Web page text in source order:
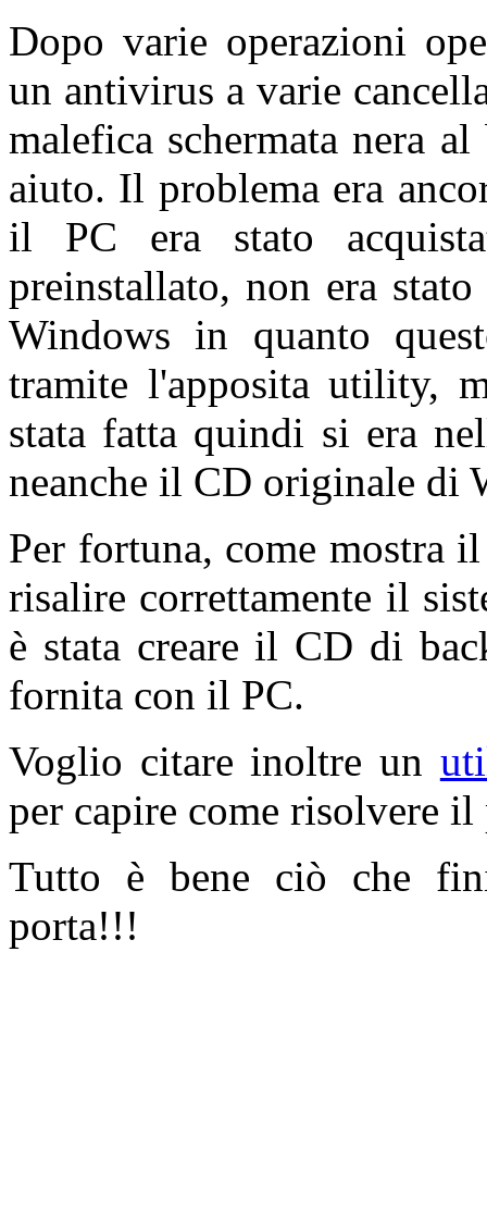
Dopo varie operazioni
un antivirus a varie
malefica schermata nera
aiuto. Il problema era
il PC era stato
preinstallato, non era
Windows in quanto
tramite l'apposita utility,
stata fatta quindi si era
neanche il CD originale di
Per fortuna, come mostra
risalire correttamente il
è stata creare il CD di
fornita con il PC.
Voglio citare inoltre un
per capire come risolvere il
Tutto è bene ciò che
porta!!!